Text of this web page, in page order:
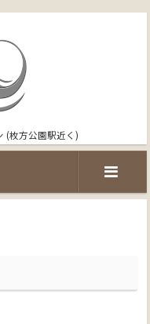
(枚方公園駅近く)